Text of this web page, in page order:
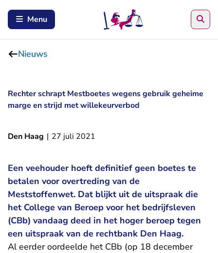
Menu
Nieuws
Rechter schrapt Mestboetes wegens gebruik geheime
marge en strijd met willekeurverbod
Den Haag | 27 juli 2021
Een veehouder hoeft definitief geen boetes te
betalen voor overtreding van de
Meststoffenwet. Dat blijkt uit de uitspraak die
het College van Beroep voor het bedrijfsleven
(CBb) vandaag deed in het hoger beroep tegen
een uitspraak van de rechtbank Den Haag.
Al eerder oordeelde het CBb (op 18 december